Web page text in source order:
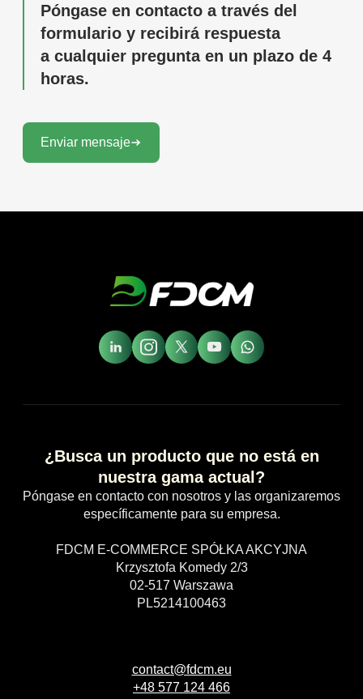
Póngase en contacto a través del
formulario y recibirá respuesta
a cualquier pregunta en un plazo de 4
horas.
Enviar mensaje
¿Busca un producto que no está en
nuestra gama actual?
Póngase en contacto con nosotros y las organizaremos
específicamente para su empresa.
FDCM E-COMMERCE SPÓŁKA AKCYJNA
Krzysztofa Komedy 2/3
02-517 Warszawa
PL5214100463
contact@fdcm.eu
+48 577 124 466